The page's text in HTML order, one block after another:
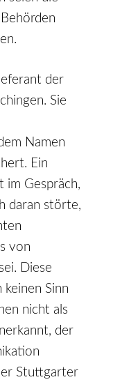
der
Sie
Namen
Ein
im Gespräch,
daran störte,
von
Diese
Sinn
nicht als
der
Stuttgarter